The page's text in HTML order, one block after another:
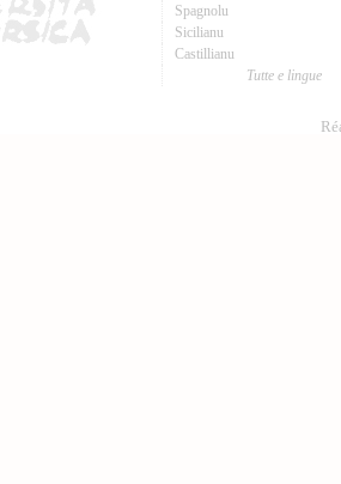
Spagnolu
Sicilianu
Castillianu
Tutte e lingue